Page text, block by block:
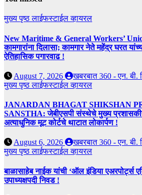
मुख्य पृष्ठलाईफस्टाईलव्हायरल
New Maritime & General Workers’
कामगारांना दिलासा; कामगार नेते महेंद्र घरत
ऐतिहासिक पगारवाढ !
August 7, 2026
खबरबात 360 - एन. बी.
मुख्य पृष्ठलाईफस्टाईलव्हायरल
JANARDAN BHAGAT SHIKSHAN
SANSTHA: जेबीएसपी संस्थेचे मुख्य
अत्याधुनिक मूट कोर्टचे थाटात लोकार्पण !
August 6, 2026
खबरबात 360 - एन. बी.
मुख्य पृष्ठलाईफस्टाईलव्हायरल
बाळासाहेब नाईक यांची ‘ऑल इंडिया एअरपोर्ट्स
उपाध्यक्षपदी निवड !